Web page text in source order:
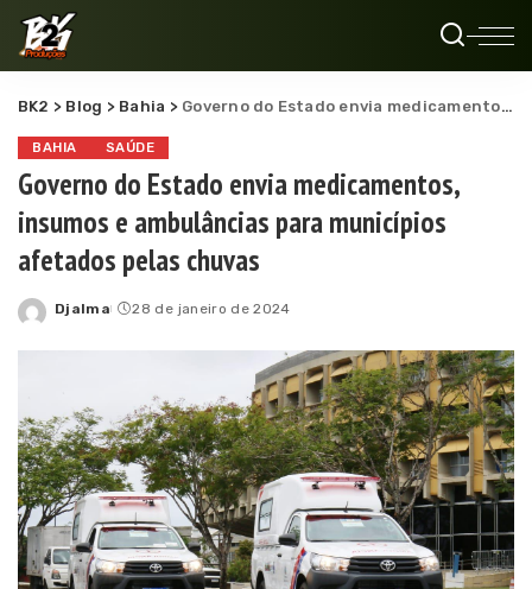
BK2 > Blog > Bahia > Governo do Estado envia medicamentos, insumos e ambulâncias para municípios afetados pelas chuvas
BAHIA SAÚDE
Governo do Estado envia medicamentos,
insumos e ambulâncias para municípios
afetados pelas chuvas
Posted
Djalma 28 de janeiro de 2024